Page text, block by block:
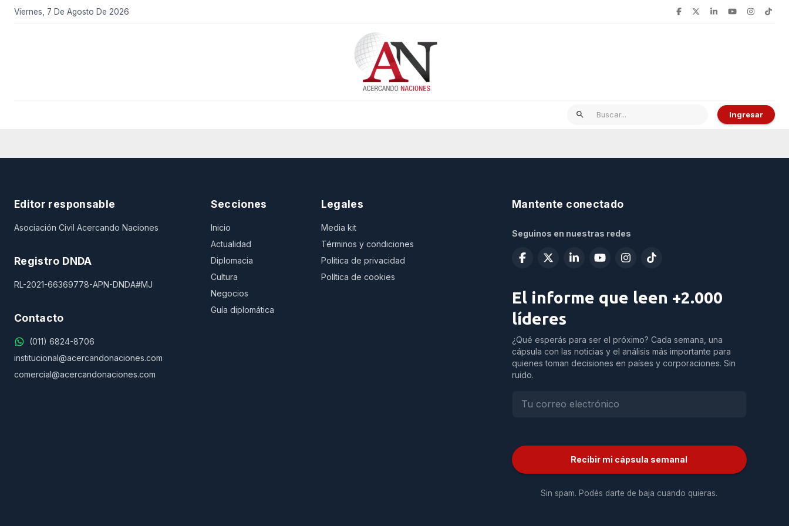
Viernes, 7 De Agosto De 2026
Ingresar
Editor responsable
Asociación Civil Acercando Naciones
Registro DNDA
RL-2021-66369778-APN-DNDA#MJ
Contacto
(011) 6824-8706
institucional@acercandonaciones.com
comercial@acercandonaciones.com
Secciones
Inicio
Actualidad
Diplomacia
Cultura
Negocios
Guía diplomática
Legales
Media kit
Términos y condiciones
Política de privacidad
Política de cookies
Mantente conectado
Seguinos en nuestras redes
El informe que leen +2.000
líderes
¿Qué esperás para ser el próximo? Cada semana, una
cápsula con las noticias y el análisis más importante para
quienes toman decisiones en países y corporaciones. Sin
ruido.
Recibir mi cápsula semanal
Sin spam. Podés darte de baja cuando quieras.